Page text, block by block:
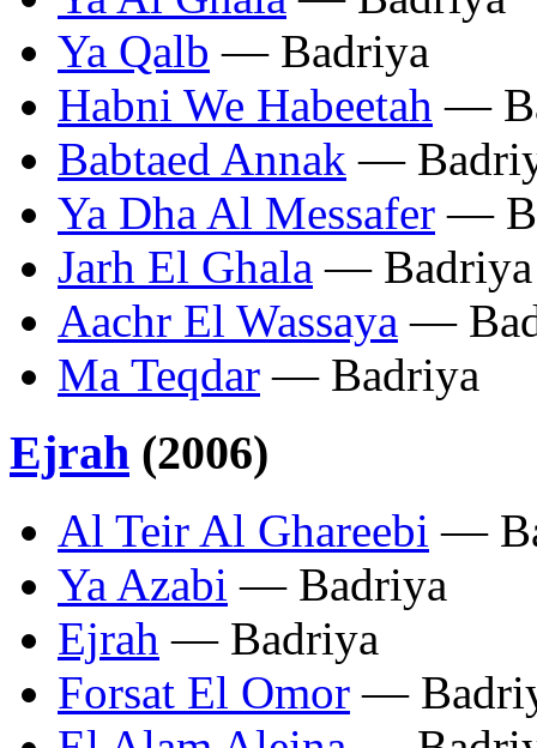
Ya Qalb — Badriya
Habni We Habeetah —
Babtaed Annak —
Ya Dha Al Messafer —
Jarh El Ghala — Badriya
Aachr El Wassaya —
Ma Teqdar — Badriya
Ejrah (2006)
Al Teir Al Ghareebi —
Ya Azabi — Badriya
Ejrah — Badriya
Forsat El Omor —